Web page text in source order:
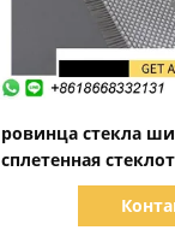
ровинца стекла
сплетенная
чтобы